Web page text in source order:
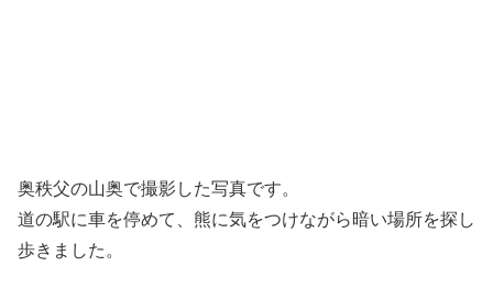
奥秩父の山奥で撮影した写真です。
道の駅に車を停めて、熊に気をつけながら暗い場所を探し
歩きました。